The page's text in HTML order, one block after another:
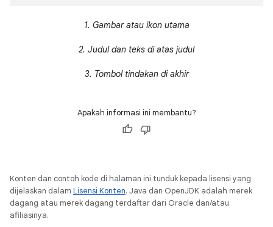
1. Gambar atau ikon utama
2. Judul dan teks di atas judul
3. Tombol tindakan di akhir
Apakah informasi ini membantu?
Konten dan contoh kode di halaman ini tunduk kepada lisensi yang
dijelaskan dalam Lisensi Konten. Java dan OpenJDK adalah merek
dagang atau merek dagang terdaftar dari Oracle dan/atau
afiliasinya.